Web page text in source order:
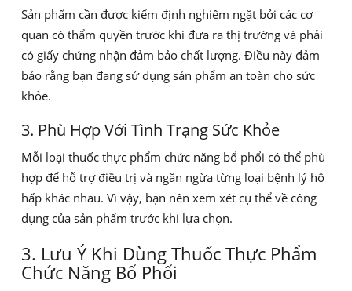
Sản phẩm cần được kiểm định nghiêm ngặt bởi các cơ
quan có thẩm quyền trước khi đưa ra thị trường và phải
có giấy chứng nhận đảm bảo chất lượng. Điều này đảm
bảo rằng bạn đang sử dụng sản phẩm an toàn cho sức
khỏe.
3. Phù Hợp Với Tình Trạng Sức Khỏe
Mỗi loại thuốc thực phẩm chức năng bổ phổi có thể phù
hợp để hỗ trợ điều trị và ngăn ngừa từng loại bệnh lý hô
hấp khác nhau. Vì vậy, bạn nên xem xét cụ thể về công
dụng của sản phẩm trước khi lựa chọn.
3. Lưu Ý Khi Dùng Thuốc Thực Phẩm
Chức Năng Bổ Phổi